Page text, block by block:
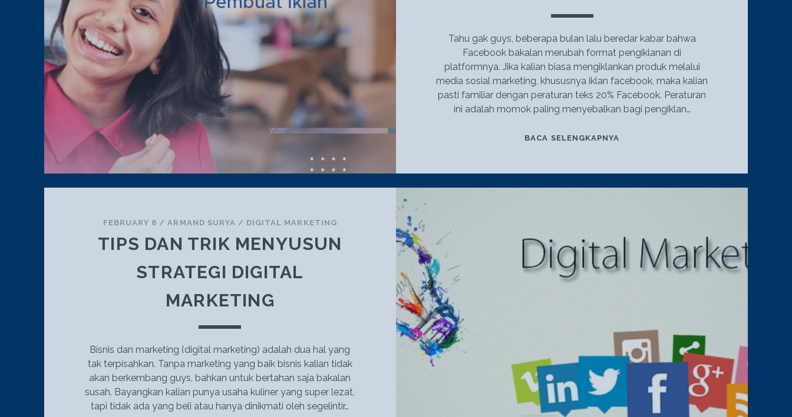
Tahu gak guys, beberapa bulan lalu beredar kabar bahwa
Facebook bakalan merubah format pengiklanan di
platformnya. Jika kalian biasa mengiklankan produk melalui
media sosial marketing, khususnya iklan facebook, maka kalian
pasti familiar dengan peraturan teks 20% Facebook. Peraturan
ini adalah momok paling menyebalkan bagi pengiklan…
BACA SELENGKAPNYA
IKLAN
–
FEBRUARY 8 /ARMAND SURYA / DIGITAL MARKETING
TIPS DAN TRIK MENYUSUN
STRATEGI DIGITAL
MARKETING
Bisnis dan marketing (digital marketing) adalah dua hal yang
tak terpisahkan. Tanpa marketing yang baik bisnis kalian tidak
akan berkembang guys, bahkan untuk bertahan saja bakalan
susah. Bayangkan kalian punya usaha kuliner yang super lezat,
tapi tidak ada yang beli atau hanya dinikmati oleh segelintir…